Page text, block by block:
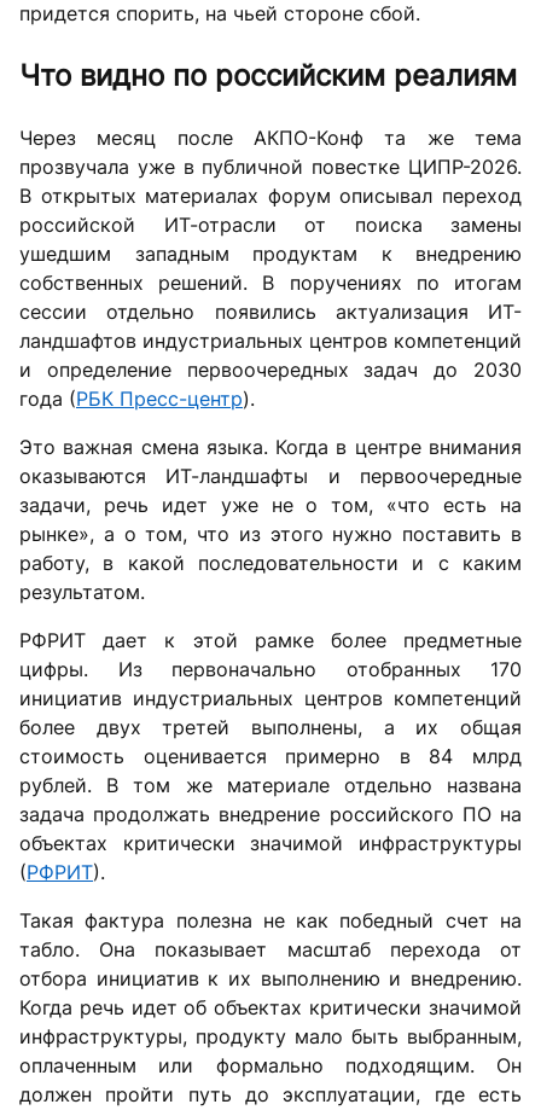
придется спорить, на чьей стороне сбой.
Что видно по российским реалиям
Через месяц после АКПО-Конф та же тема
прозвучала уже в публичной повестке ЦИПР-2026.
В открытых материалах форум описывал переход
российской ИТ-отрасли от поиска замены
ушедшим западным продуктам к внедрению
собственных решений. В поручениях по итогам
сессии отдельно появились актуализация ИТ-
ландшафтов индустриальных центров компетенций
и определение первоочередных задач до 2030
года (РБК Пресс-центр).
Это важная смена языка. Когда в центре внимания
оказываются ИТ-ландшафты и первоочередные
задачи, речь идет уже не о том, «что есть на
рынке», а о том, что из этого нужно поставить в
работу, в какой последовательности и с каким
результатом.
РФРИТ дает к этой рамке более предметные
цифры. Из первоначально отобранных 170
инициатив индустриальных центров компетенций
более двух третей выполнены, а их общая
стоимость оценивается примерно в 84 млрд
рублей. В том же материале отдельно названа
задача продолжать внедрение российского ПО на
объектах критически значимой инфраструктуры
(РФРИТ).
Такая фактура полезна не как победный счет на
табло. Она показывает масштаб перехода от
отбора инициатив к их выполнению и внедрению.
Когда речь идет об объектах критически значимой
инфраструктуры, продукту мало быть выбранным,
оплаченным или формально подходящим. Он
должен пройти путь до эксплуатации, где есть